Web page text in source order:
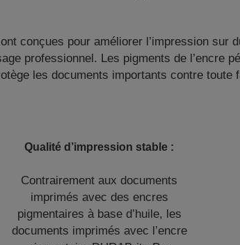
conçues pour améliorer l’impression sur
professionnel. Les pigments de l’encre
les documents importants contre toute
Qualité d’impression stable :
Contrairement aux documents
imprimés avec des encres
pigmentaires à base d’huile, les
documents imprimés avec l’encre